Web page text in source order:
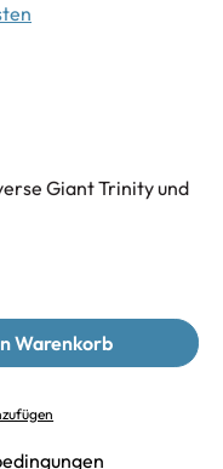
Giant Trinity und
Warenkorb